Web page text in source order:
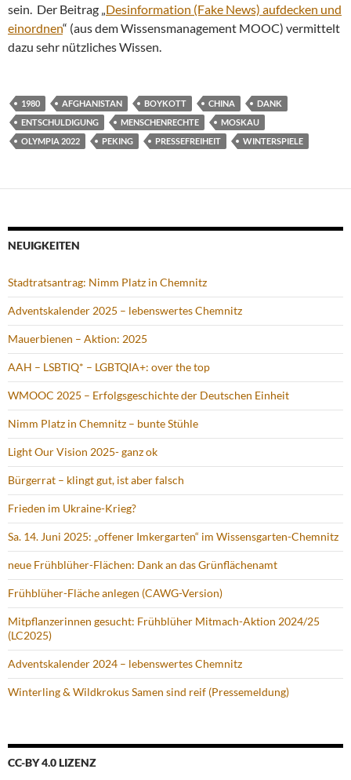
sein. Der Beitrag „ Desinformation (Fake News) aufdecken und
einordnen“ (aus dem Wissensmanagement MOOC) vermittelt
dazu sehr nützliches Wissen.
1980 AFGHANISTAN BOYKOTT CHINA
DANK
ENTSCHULDIGUNG
MENSCHENRECHTE
MOSKAU
OLYMPIA 2022
PEKING PRESSEFREIHEIT WINTERSPIELE
NEUIGKEITEN
Stadtratsantrag: Nimm Platz in Chemnitz
Adventskalender 2025 – lebenswertes Chemnitz
Mauerbienen – Aktion: 2025
AAH – LSBTIQ* – LGBTQIA+: over the top
WMOOC 2025 – Erfolgsgeschichte der Deutschen Einheit
Nimm Platz in Chemnitz – bunte Stühle
Light Our Vision 2025- ganz ok
Bürgerrat – klingt gut, ist aber falsch
Frieden im Ukraine-Krieg?
Sa. 14. Juni 2025: „offener Imkergarten“ im Wissensgarten-Chemnitz
neue Frühblüher-Flächen: Dank an das Grünflächenamt
Frühblüher-Fläche anlegen (CAWG-Version)
Mitpflanzerinnen gesucht: Frühblüher Mitmach-Aktion 2024/25
(LC2025)
Adventskalender 2024 – lebenswertes Chemnitz
Winterling & Wildkrokus Samen sind reif (Pressemeldung)
CC-BY 4.0 LIZENZ